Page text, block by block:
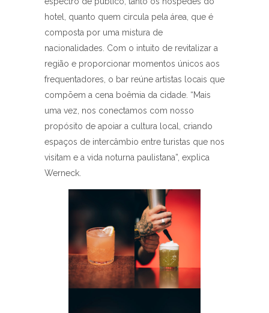
hotel, quanto quem circula pela área, que é
composta por uma mistura de
nacionalidades. Com o intuito de revitalizar a
região e proporcionar momentos únicos aos
frequentadores, o bar reúne artistas locais que
compõem a cena boêmia da cidade. “Mais
uma vez, nos conectamos com nosso
propósito de apoiar a cultura local, criando
espaços de intercâmbio entre turistas que nos
visitam e a vida noturna paulistana”, explica
Werneck.